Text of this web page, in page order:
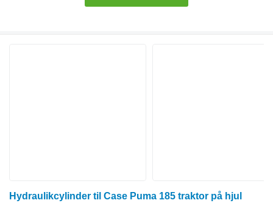
Hydraulikcylinder til Case Puma 185 traktor på hjul